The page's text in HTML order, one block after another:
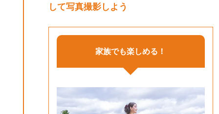
して写真撮影しよう
家族でも楽しめる！